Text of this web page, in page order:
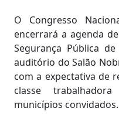
O Congresso
encerrará a agenda
Segurança Pública
auditório do Salão
com a expectativa de
classe
municípios convidados.